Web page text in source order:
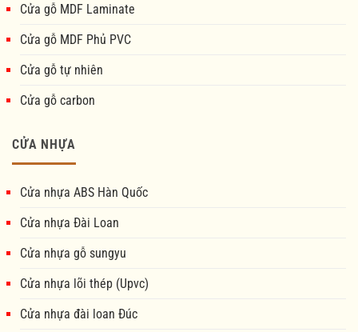
Cửa gỗ MDF Laminate
Cửa gỗ MDF Phủ PVC
Cửa gỗ tự nhiên
Cửa gỗ carbon
CỬA NHỰA
Cửa nhựa ABS Hàn Quốc
Cửa nhựa Đài Loan
Cửa nhựa gỗ sungyu
Cửa nhựa lõi thép (Upvc)
Cửa nhựa đài loan Đúc